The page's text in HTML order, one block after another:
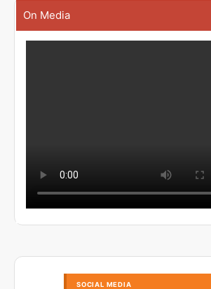
On Media
SOCIAL MEDIA